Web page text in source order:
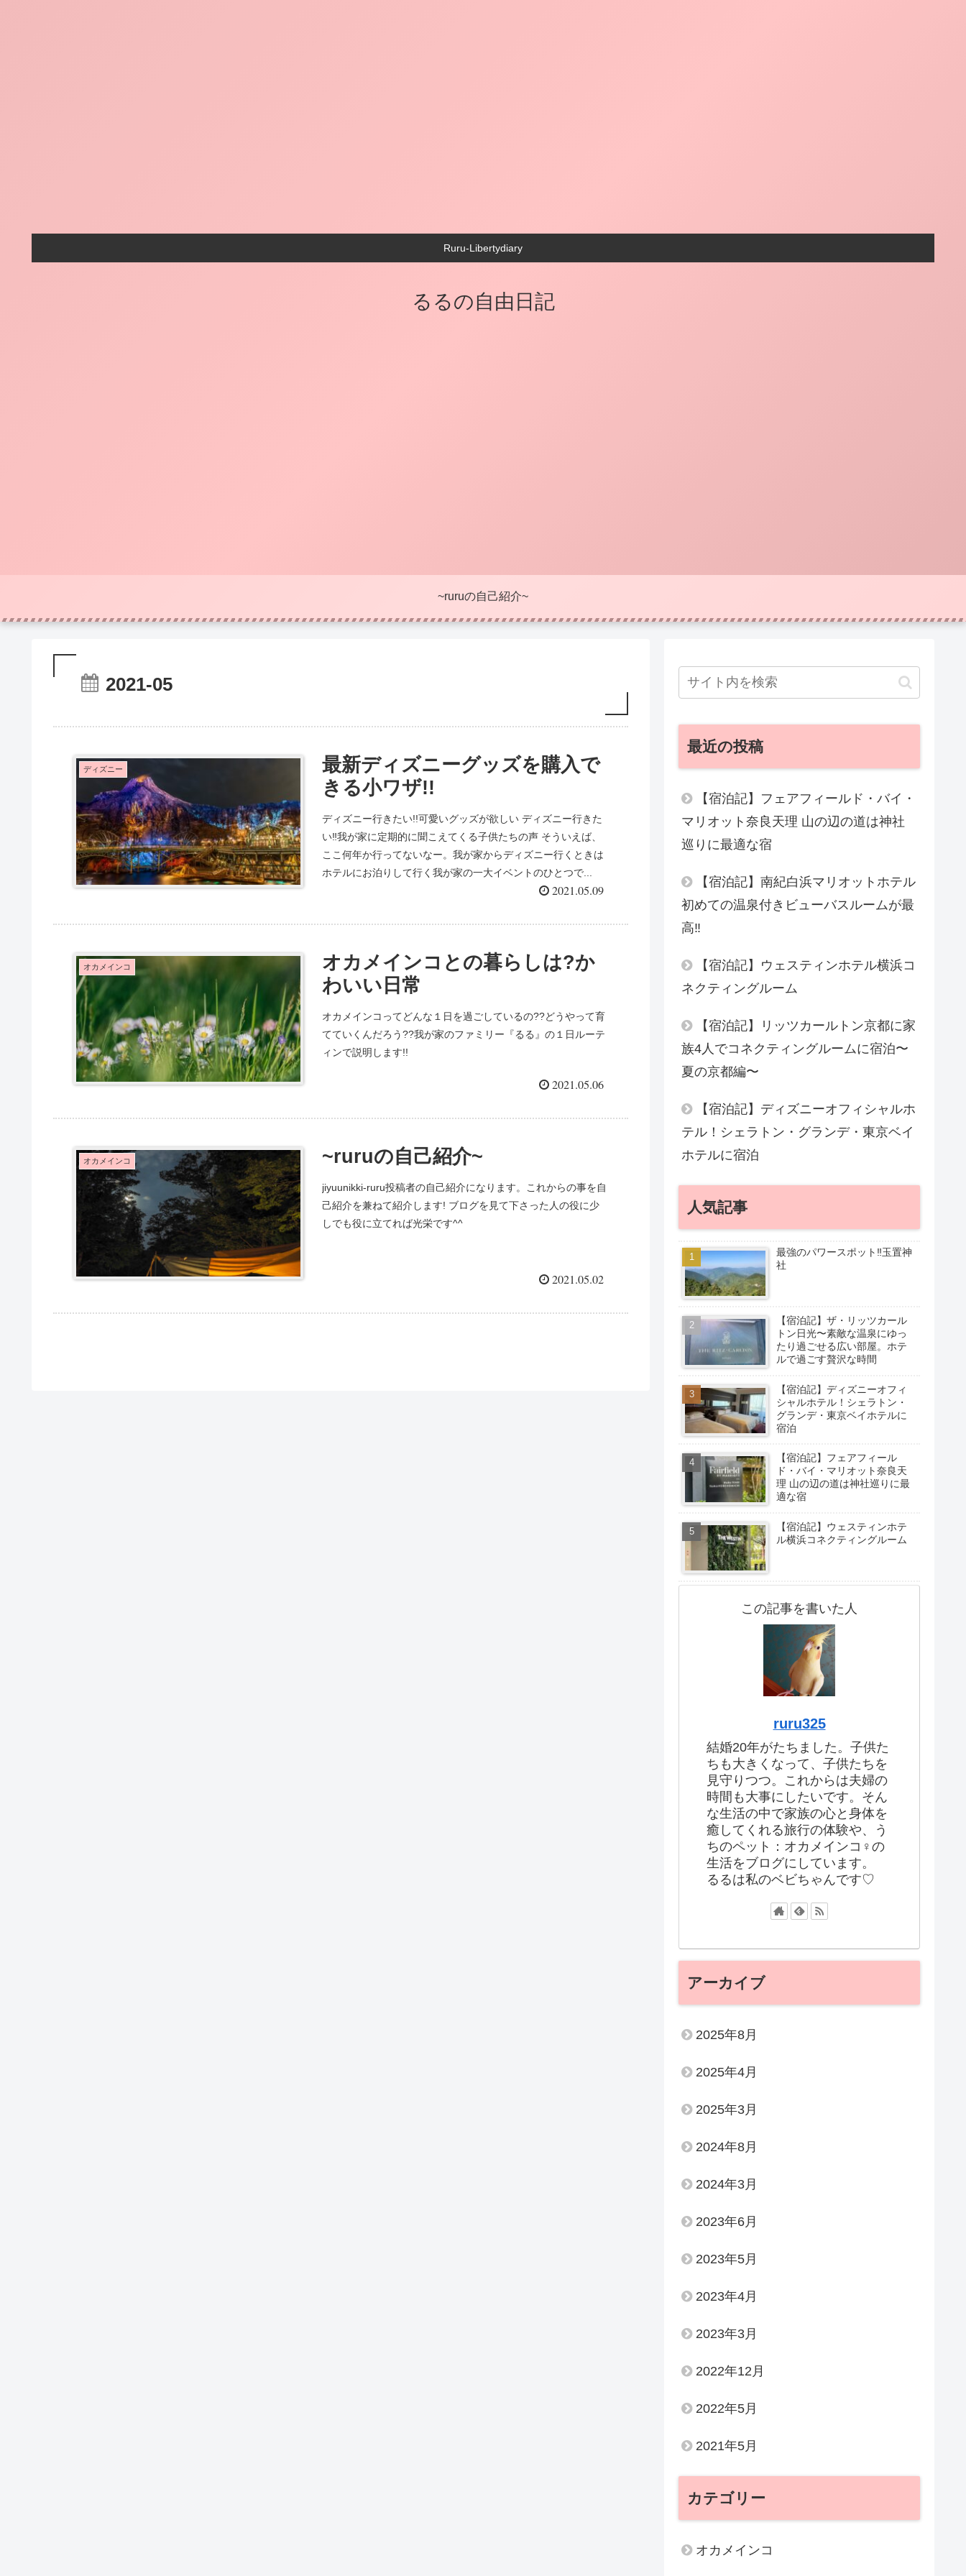
Ruru-Libertydiary
るるの自由日記
~ruruの自己紹介~
2021-05
ディズニー
最新ディズニーグッズを購入で
きる小ワザ!!
ディズニー行きたい!!可愛いグッズが欲しい ディズニー行きた
い‼我が家に定期的に聞こえてくる子供たちの声 そういえば、
ここ何年か行ってないなー。我が家からディズニー行くときは
ホテルにお泊りして行く我が家の一大イベントのひとつで...
2021.05.09
オカメインコ
オカメインコとの暮らしは?か
わいい日常
オカメインコってどんな１日を過ごしているの??どうやって育
てていくんだろう??我が家のファミリー『るる』の１日ルーテ
ィンで説明します!!
2021.05.06
オカメインコ ~ruruの自己紹介~
jiyuunikki-ruru投稿者の自己紹介になります。これからの事を自
己紹介を兼ねて紹介します! ブログを見て下さった人の役に少
しでも役に立てれば光栄です^^
2021.05.02
最近の投稿
【宿泊記】フェアフィールド・バイ・
マリオット奈良天理 山の辺の道は神社
巡りに最適な宿
【宿泊記】南紀白浜マリオットホテル
初めての温泉付きビューバスルームが最
高‼︎
【宿泊記】ウェスティンホテル横浜コ
ネクティングルーム
【宿泊記】リッツカールトン京都に家
族4人でコネクティングルームに宿泊〜
夏の京都編〜
【宿泊記】ディズニーオフィシャルホ
テル！シェラトン・グランデ・東京ベイ
ホテルに宿泊
人気記事
最強のパワースポット‼︎玉置神
社
【宿泊記】ザ・リッツカール
トン日光〜素敵な温泉にゆっ
たり過ごせる広い部屋。ホテ
ルで過ごす贅沢な時間
【宿泊記】ディズニーオフィ
シャルホテル！シェラトン・
グランデ・東京ベイホテルに
宿泊
【宿泊記】フェアフィール
ド・バイ・マリオット奈良天
理 山の辺の道は神社巡りに最
適な宿
【宿泊記】ウェスティンホテ
ル横浜コネクティングルーム
この記事を書いた人
ruru325
結婚20年がたちました。子供た
ちも大きくなって、子供たちを
見守りつつ。これからは夫婦の
時間も大事にしたいです。そん
な生活の中で家族の心と身体を
癒してくれる旅行の体験や、う
ちのペット：オカメインコ♀の
生活をブログにしています。
るるは私のベビちゃんです♡
アーカイブ
2025年8月
2025年4月
2025年3月
2024年8月
2024年3月
2023年6月
2023年5月
2023年4月
2023年3月
2022年12月
2022年5月
2021年5月
カテゴリー
オカメインコ